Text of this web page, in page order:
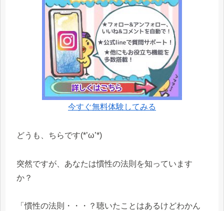
今すぐ無料体験してみる
どうも、ちらです(*’ω’*)
突然ですが、あなたは慣性の法則 を知っています
か？
「慣性の法則・・・？聴いたことはあるけどわかん